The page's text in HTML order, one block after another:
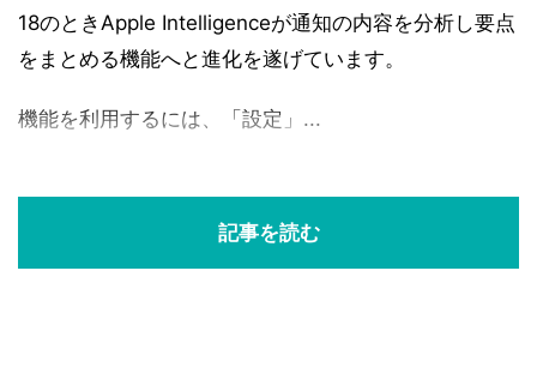
18のときApple Intelligenceが通知の内容を分析し要点
をまとめる機能へと進化を遂げています。
機能を利用するには、「設定」...
記事を読む